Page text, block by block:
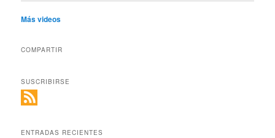
Más videos
COMPARTIR
SUSCRIBIRSE
ENTRADAS RECIENTES